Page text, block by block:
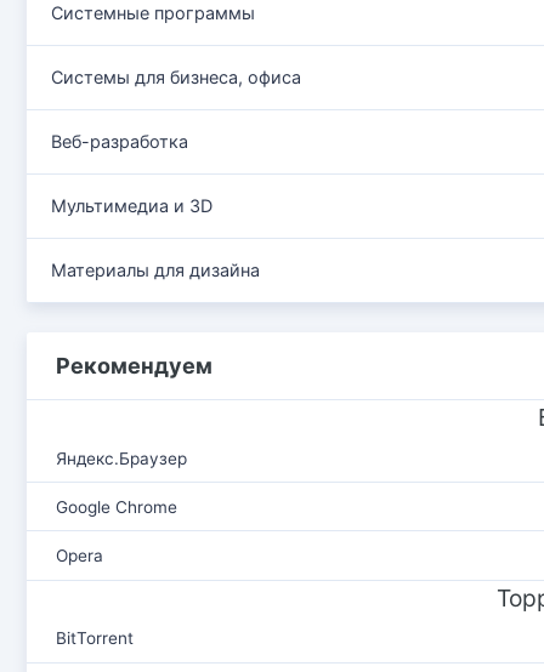
Системные программы
Системы для бизнеса, офиса
Веб-разработка
Мультимедиа и 3D
Материалы для дизайна
Рекомендуем
Яндекс.Браузер
Google Chrome
Opera
BitTorrent